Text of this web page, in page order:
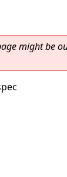
might be